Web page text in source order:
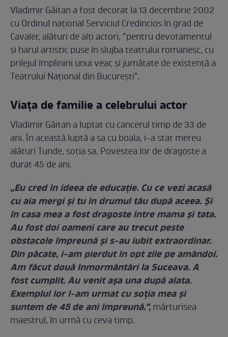
Vladimir Găitan a fost decorat la 13 decembrie 2002
cu Ordinul național Serviciul Credincios în grad de
Cavaler, alături de alți actori, ”pentru devotamentul
și harul artistic puse în slujba teatrului romanesc, cu
prilejul împlinirii unui veac și jumătate de existență a
Teatrului Național din București”.
Viața de familie a celebrului actor
Vladimir Găitan a luptat cu cancerul timp de 33 de
ani. În această luptă a sa cu boala, i-a stat mereu
alături Tunde, soția sa. Povestea lor de dragoste a
durat 45 de ani.
„Eu cred în ideea de educație. Cu ce vezi acasă
cu aia mergi și tu în drumul tău după aceea. Și
în casa mea a fost dragoste între mama și tata.
Au fost doi oameni care au trecut peste
obstacole împreună și s-au iubit extraordinar.
Din păcate, i-am pierdut în opt zile pe amândoi.
Am făcut două înmormântări la Suceava. A
fost cumplit. Au venit așa una după alata.
Exemplul lor l-am urmat cu soția mea și
suntem de 45 de ani împreună.”,mărturisea
maestrul, în urmă cu ceva timp.